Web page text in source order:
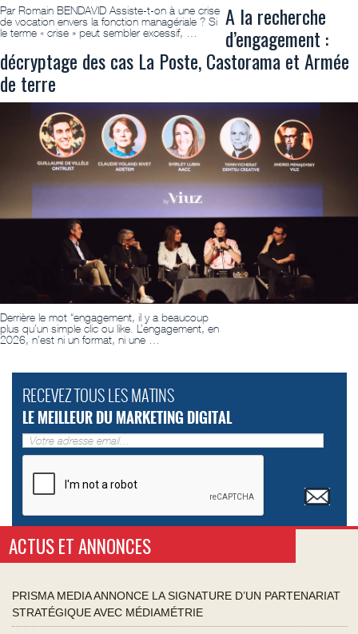
Par Romain BENDAVID Assiste-t-on à une crise
de vocation envers la fonction managériale ? Si
le terme « crise » peut sembler excessif, …
A la recherche
d’engagement :
décryptage des cas La Poste, Castorama et Armée
de terre
Derrière le mot “engagement, il y a beaucoup
plus qu’un simple clic ou like. L’engagement, en
2026, n’est ni un format, ni une …
RECEVEZ TOUS LES MATINS
LE MEILLEUR DU MARKETING DIGITAL
ACTUS ET ANNONCES
PRISMA MEDIA ANNONCE LA SIGNATURE D’UN PARTENARIAT
STRATÉGIQUE AVEC MÉDIAMÉTRIE